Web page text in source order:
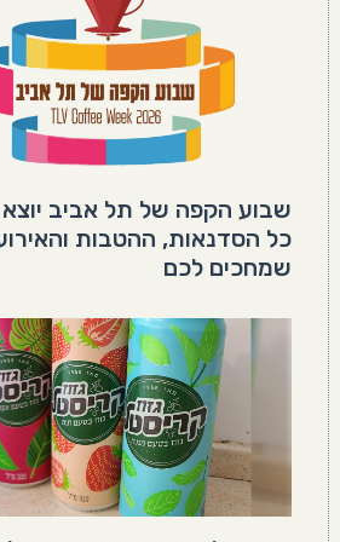
שבוע הקפה של תל אביב
כל הסדנאות, ההטבות
שמחכים לכם